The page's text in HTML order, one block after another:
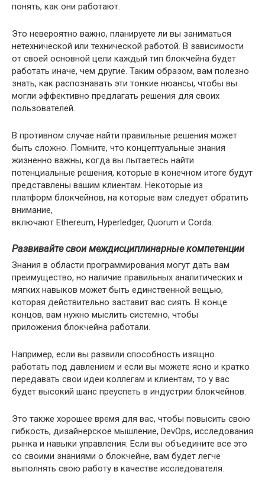
понять, как они работают.
Это невероятно важно, планируете ли вы заниматься
нетехнической или технической работой. В зависимости
от своей основной цели каждый тип блокчейна будет
работать иначе, чем другие. Таким образом, вам полезно
знать, как распознавать эти тонкие нюансы, чтобы вы
могли эффективно предлагать решения для своих
пользователей.
В противном случае найти правильные решения может
быть сложно. Помните, что концептуальные знания
жизненно важны, когда вы пытаетесь найти
потенциальные решения, которые в конечном итоге будут
представлены вашим клиентам. Некоторые из
платформ блокчейнов, на которые вам следует обратить
внимание,
включают Ethereum, Hyperledger, Quorum и Corda.
Развивайте свои междисциплинарные компетенции
Знания в области программирования могут дать вам
преимущество, но наличие правильных аналитических и
мягких навыков может быть единственной вещью,
которая действительно заставит вас сиять. В конце
концов, вам нужно мыслить системно, чтобы
приложения блокчейна работали.
Например, если вы развили способность изящно
работать под давлением и если вы можете ясно и кратко
передавать свои идеи коллегам и клиентам, то у вас
будет высокий шанс преуспеть в индустрии блокчейнов.
Это также хорошее время для вас, чтобы повысить свою
гибкость, дизайнерское мышление, DevOps, исследования
рынка и навыки управления. Если вы объедините все это
со своими знаниями о блокчейне, вам будет легче
выполнять свою работу в качестве исследователя.